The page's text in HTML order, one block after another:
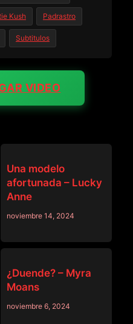
Kush Padrastro
Subtitulos
VIDEO
Una modelo
afortunada – Lucky
Anne
noviembre 14, 2024
¿Duende? – Myra
Moans
noviembre 6, 2024